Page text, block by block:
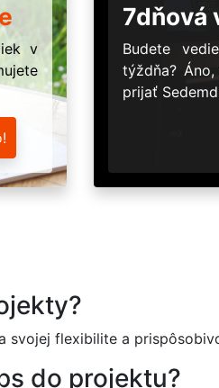
v
7dňová
Budete
týždňa?
prijať
svojej flexibilite a
do projektu?